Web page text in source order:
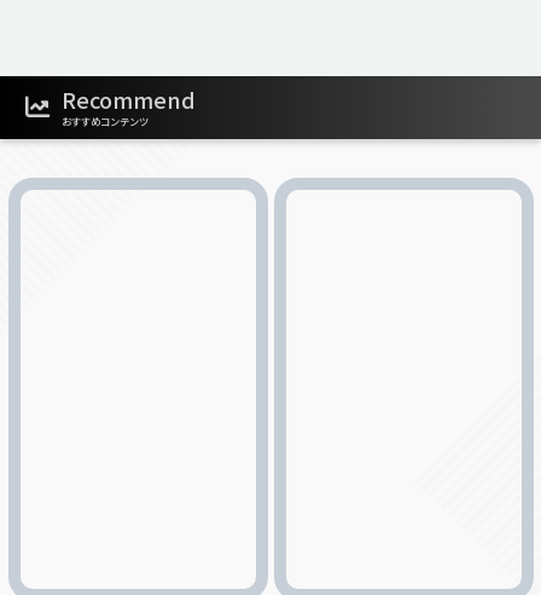
Recommend
おすすめコンテンツ